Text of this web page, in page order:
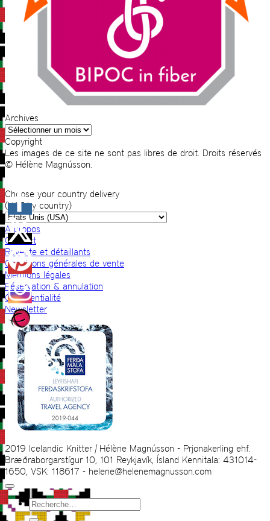
Archives
Archives
Copyright
Les images de ce site ne sont pas libres de droit. Droits réservés
© Hélène Magnússon.
Choose your country delivery
(VAT by country)
A propos
Contact
Revente et détaillants
Conditions générales de vente
Mentions légales
Réservation & annulation
Confidentialité
Newsletter
2019 Icelandic Knitter | Hélène Magnússon - Prjonakerling ehf.
Bræðraborgarstígur 10, 101 Reykjavík, Ísland Kennitala: 431014-
1650, VSK: 118617 - helene@helenemagnusson.com
Recherche
pour :